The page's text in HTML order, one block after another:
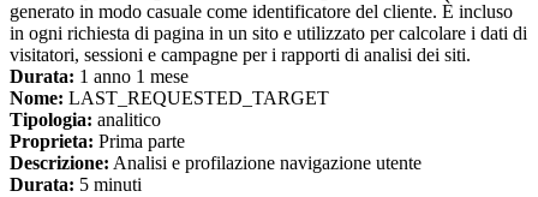
generato in modo casuale come identificatore del cliente. È incluso
in ogni richiesta di pagina in un sito e utilizzato per calcolare i dati di
visitatori, sessioni e campagne per i rapporti di analisi dei siti.
Durata: 1 anno 1 mese
Nome: LAST_REQUESTED_TARGET
Tipologia: analitico
Proprieta: Prima parte
Descrizione: Analisi e profilazione navigazione utente
Durata: 5 minuti